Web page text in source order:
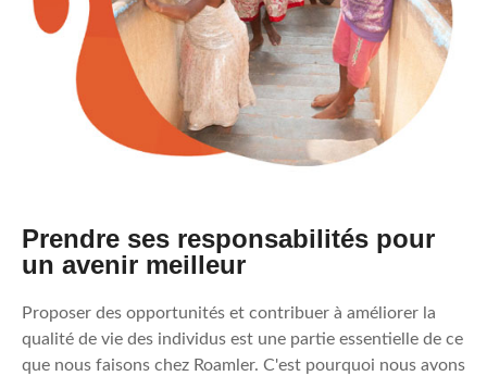
Prendre ses responsabilités pour
un avenir meilleur
Proposer des opportunités et contribuer à améliorer la
qualité de vie des individus est une partie essentielle de ce
que nous faisons chez Roamler. C'est pourquoi nous avons